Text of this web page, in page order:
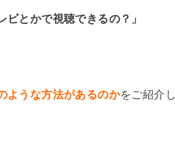
とかで視聴できるの？」
ような方法があるのかをご紹介し